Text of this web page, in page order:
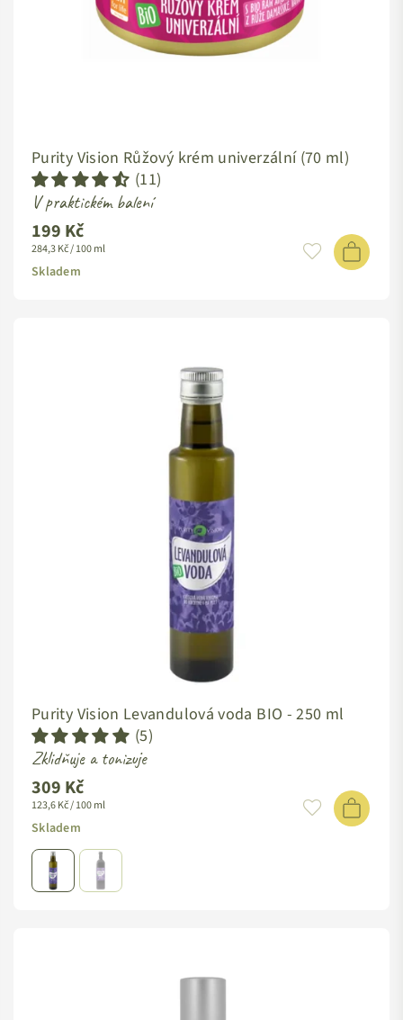
Purity Vision Růžový krém univerzální (70 ml)
(11)
V praktickém balení
Standardní
cena
199 Kč
284,3 Kč / 100 ml
Skladem
Purity Vision Levandulová voda BIO -250 ml
(5)
Zklidňuje a tonizuje
309 Kč
123,6 Kč / 100 ml
Skladem